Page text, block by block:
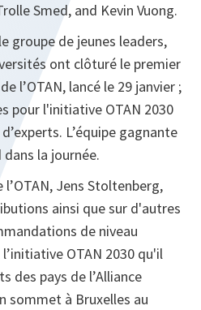
Smed, and Kevin Vuong.
groupe de jeunes leaders,
ont clôturé le premier
l’OTAN, lancé le 29 janvier ;
pour l'initiative OTAN 2030
L’équipe gagnante
la journée.
Jens Stoltenberg,
ainsi que sur d'autres
de niveau
OTAN 2030 qu'il
des pays de l’Alliance
sommet à Bruxelles au